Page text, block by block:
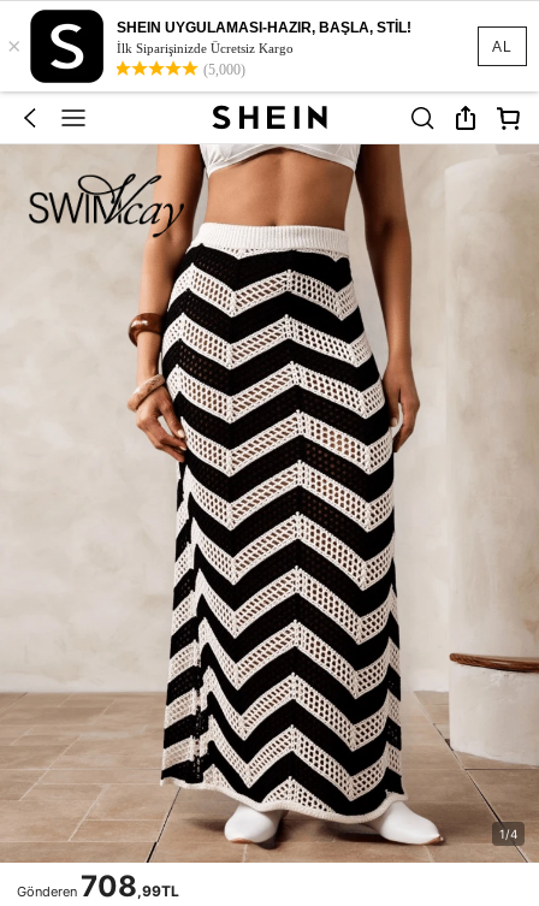
AL
×
SHEIN UYGULAMASI-HAZIR, BAŞLA, STİL!
İlk Siparişinizde Ücretsiz Kargo
(5,000)
1/4
Gönderen 708,99TL